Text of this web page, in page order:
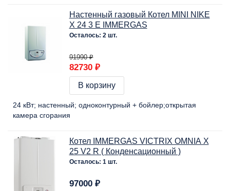
Настенный газовый Котел MINI NIKE
Х 24 3 E IMMERGAS
Осталось: 2 шт.
91990 ₽
82730 ₽
В корзину
24 кВт настенный одноконтурный + бойлер открытая
камера сгорания
Котел IMMERGAS VICTRIX OMNIA X
25 V2 R ( Конденсационный )
Осталось: 1 шт.
97000 ₽